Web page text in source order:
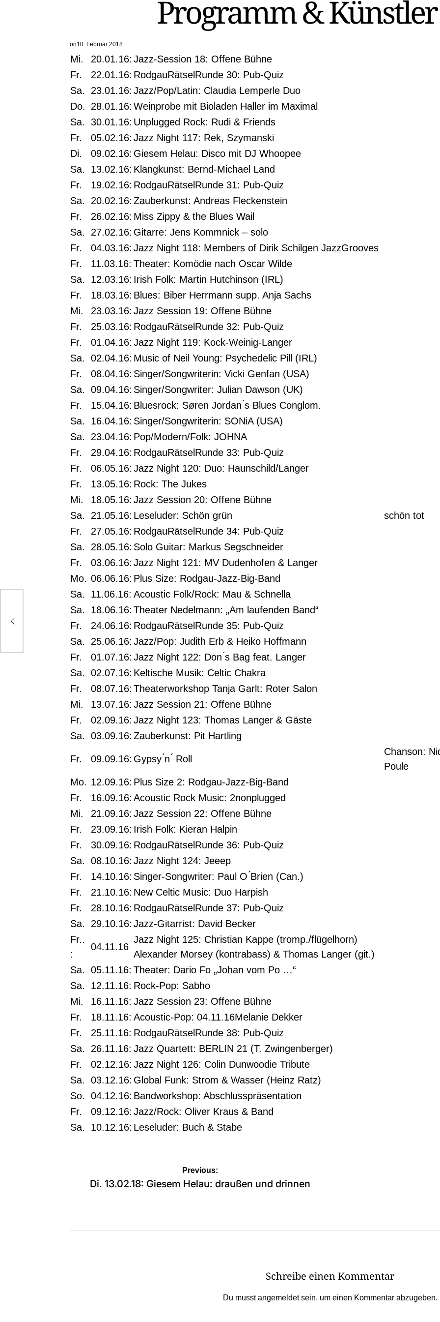
Programm &
on10. Februar 2018
Mi. 20.01.16: Jazz-Session 18: Offene Bühne
Fr.
22.01.16: RodgauRätselRunde 30: Pub-Quiz
Sa.
23.01.16: Jazz/Pop/Latin: Claudia Lemperle Duo
Do.
28.01.16: Weinprobe mit Bioladen Haller im Maximal
Sa.
30.01.16: Unplugged Rock: Rudi & Friends
Fr.
05.02.16: Jazz Night 117: Rek, Szymanski
Di.
09.02.16: Giesem Helau: Disco mit DJ Whoopee
Sa.
13.02.16: Klangkunst: Bernd-Michael Land
Fr.
19.02.16: RodgauRätselRunde 31: Pub-Quiz
Sa.
20.02.16: Zauberkunst: Andreas Fleckenstein
Fr.
26.02.16: Miss Zippy & the Blues Wail
Sa.
27.02.16: Gitarre: Jens Kommnick – solo
Fr.
04.03.16: Jazz Night 118: Members of Dirik Schilgen JazzGrooves
Fr.
11.03.16: Theater: Komödie nach Oscar Wilde
Sa.
12.03.16: Irish Folk: Martin Hutchinson (IRL)
Fr.
18.03.16: Blues: Biber Herrmann supp. Anja Sachs
Mi.
23.03.16: Jazz Session 19: Offene Bühne
Fr.
25.03.16: RodgauRätselRunde 32: Pub-Quiz
Fr.
01.04.16: Jazz Night 119: Kock-Weinig-Langer
Sa.
02.04.16: Music of Neil Young: Psychedelic Pill (IRL)
Fr.
08.04.16: Singer/Songwriterin: Vicki Genfan (USA)
Sa.
09.04.16: Singer/Songwriter: Julian Dawson (UK)
Fr.
15.04.16: Bluesrock: Søren Jordan ́s Blues Conglom.
Sa.
16.04.16: Singer/Songwriterin: SONiA (USA)
Sa.
23.04.16: Pop/Modern/Folk: JOHNA
Fr.
29.04.16: RodgauRätselRunde 33: Pub-Quiz
Fr.
06.05.16: Jazz Night 120: Duo: Haunschild/Langer
Fr.
13.05.16: Rock: The Jukes
Mi.
18.05.16: Jazz Session 20: Offene Bühne
Sa.
21.05.16: Leseluder: Schön grün
schön tot
Fr.
27.05.16: RodgauRätselRunde 34: Pub-Quiz
Sa.
28.05.16: Solo Guitar: Markus Segschneider
Fr.
03.06.16: Jazz Night 121: MV Dudenhofen & Langer
Mo. 06.06.16: Plus Size: Rodgau-Jazz-Big-Band
Sa.
11.06.16: Acoustic Folk/Rock: Mau & Schnella
Sa.
18.06.16: Theater Nedelmann: „Am laufenden Band“
Fr.
24.06.16: RodgauRätselRunde 35: Pub-Quiz
Sa.
25.06.16: Jazz/Pop: Judith Erb & Heiko Hoffmann
Fr.
01.07.16: Jazz Night 122: Don ́s Bag feat. Langer
Sa.
02.07.16: Keltische Musik: Celtic Chakra
Fr.
08.07.16: Theaterworkshop Tanja Garlt: Roter Salon
Mi.
13.07.16: Jazz Session 21: Offene Bühne
Fr.
02.09.16: Jazz Night 123: Thomas Langer & Gäste
Sa.
03.09.16: Zauberkunst: Pit Hartling
Fr. 09.09.16: Gypsy ́n ́ Roll
Chanson:
Poule
Mo. 12.09.16: Plus Size 2: Rodgau-Jazz-Big-Band
Fr.
16.09.16: Acoustic Rock Music: 2nonplugged
Mi.
21.09.16: Jazz Session 22: Offene Bühne
Fr.
23.09.16: Irish Folk: Kieran Halpin
Fr.
30.09.16: RodgauRätselRunde 36: Pub-Quiz
Sa.
08.10.16: Jazz Night 124: Jeeep
Fr.
14.10.16: Singer-Songwriter: Paul O ́Brien (Can.)
Fr.
21.10.16: New Celtic Music: Duo Harpish
Fr.
28.10.16: RodgauRätselRunde 37: Pub-Quiz
Sa.
29.10.16: Jazz-Gitarrist: David Becker
Fr..
:
04.11.16
Jazz Night 125: Christian Kappe (tromp./flügelhorn)
Alexander Morsey (kontrabass) & Thomas Langer (git.)
Sa.
05.11.16: Theater: Dario Fo „Johan vom Po …“
Sa.
12.11.16: Rock-Pop: Sabho
Mi.
16.11.16: Jazz Session 23: Offene Bühne
Fr.
18.11.16: Acoustic-Pop: 04.11.16Melanie Dekker
Fr.
25.11.16: RodgauRätselRunde 38: Pub-Quiz
Sa.
26.11.16: Jazz Quartett: BERLIN 21 (T. Zwingenberger)
Fr.
02.12.16: Jazz Night 126: Colin Dunwoodie Tribute
Sa.
03.12.16: Global Funk: Strom & Wasser (Heinz Ratz)
So.
04.12.16: Bandworkshop: Abschlusspräsentation
Fr.
09.12.16: Jazz/Rock: Oliver Kraus & Band
Sa.
10.12.16: Leseluder: Buch & Stabe
Beitragsnavigation
Previous:
Di. 13.02.18: Giesem Helau: draußen und drinnen
Schreibe einen Kommentar
Du musstangemeldetsein, um einen Kommentar abzugeben.